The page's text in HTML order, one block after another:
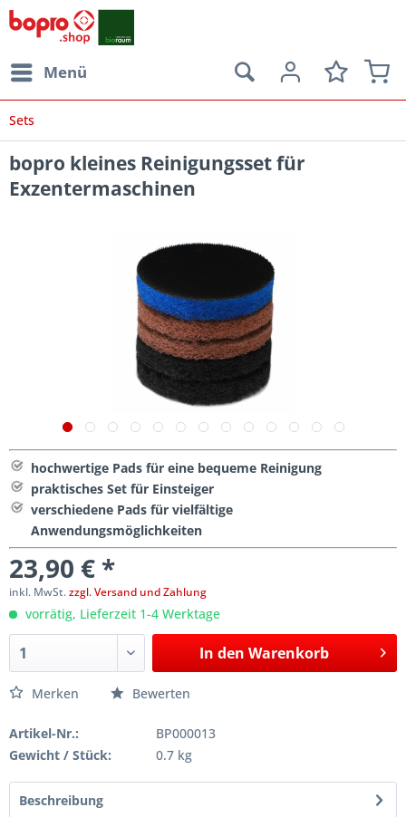
Menü
Sets
bopro kleines Reinigungsset für
Exzentermaschinen
hochwertige Pads für eine bequeme Reinigung
praktisches Set für Einsteiger
verschiedene Pads für vielfältige
Anwendungsmöglichkeiten
23,90 € *
inkl. MwSt.zzgl. Versand und Zahlung
vorrätig, Lieferzeit 1-4 Werktage
In den Warenkorb
Merken Bewerten
Artikel-Nr.:
BP000013
Gewicht / Stück:
0.7 kg
Beschreibung